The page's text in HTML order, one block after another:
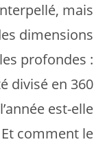
mais
dimensions
profondes :
divisé en 360
est-elle
comment le